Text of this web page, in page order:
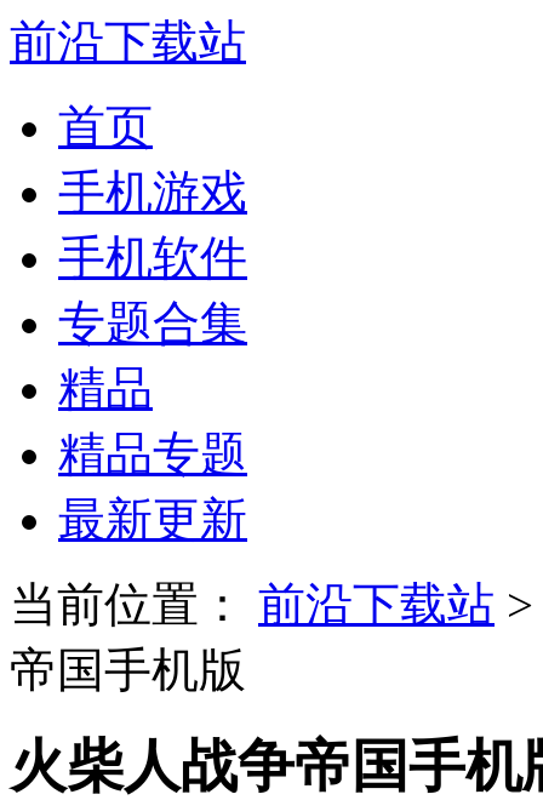
前沿下载站
首页
手机游戏
手机软件
专题合集
精品
精品专题
最新更新
当前位置：
前沿下载站
帝国手机版
火柴人战争帝国手机